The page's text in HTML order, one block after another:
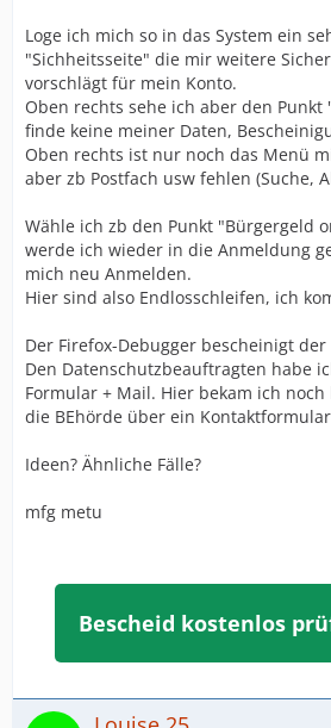
Loge ich mich so in das System ein
"Sichheitsseite" die mir weitere
vorschlägt für mein Konto.
Oben rechts sehe ich aber den
finde keine meiner Daten,
Oben rechts ist nur noch das Menü
aber zb Postfach usw fehlen (Suche,
Wähle ich zb den Punkt "Bürgergeld
werde ich wieder in die Anmeldung
mich neu Anmelden.
Hier sind also Endlosschleifen, ich
Der Firefox-Debugger bescheinigt der
Den Datenschutzbeauftragten habe
Formular + Mail. Hier bekam ich
die BEhörde über ein
Ideen? Ähnliche Fälle?
mfg metu
Bescheid kostenlos